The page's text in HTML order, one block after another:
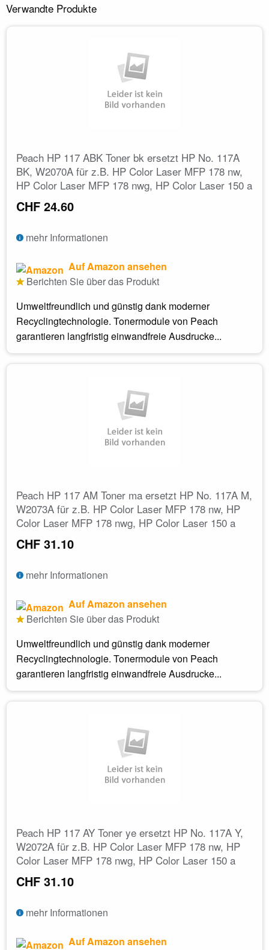
Verwandte Produkte
Peach HP 117 ABK Toner bk ersetzt HP No. 117A
BK, W2070A für z.B. HP Color Laser MFP 178 nw,
HP Color Laser MFP 178 nwg, HP Color Laser 150 a
CHF 24.60
mehr Informationen
Auf Amazon ansehen
Berichten Sie über das Produkt
Umweltfreundlich und günstig dank moderner
Recyclingtechnologie. Tonermodule von Peach
garantieren langfristig einwandfreie Ausdrucke...
Peach HP 117 AM Toner ma ersetzt HP No. 117A M,
W2073A für z.B. HP Color Laser MFP 178 nw, HP
Color Laser MFP 178 nwg, HP Color Laser 150 a
CHF 31.10
mehr Informationen
Auf Amazon ansehen
Berichten Sie über das Produkt
Umweltfreundlich und günstig dank moderner
Recyclingtechnologie. Tonermodule von Peach
garantieren langfristig einwandfreie Ausdrucke...
Peach HP 117 AY Toner ye ersetzt HP No. 117A Y,
W2072A für z.B. HP Color Laser MFP 178 nw, HP
Color Laser MFP 178 nwg, HP Color Laser 150 a
CHF 31.10
mehr Informationen
Auf Amazon ansehen